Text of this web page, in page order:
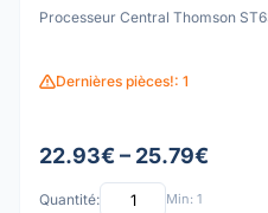
Processeur Central Thomson
Dernières pièces!: 1
22.93€ – 25.79€
Quantité: Min: 1